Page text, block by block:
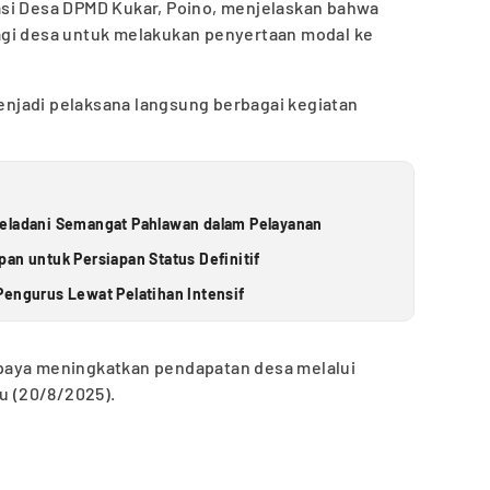
Desa DPMD Kukar, Poino, menjelaskan bahwa
desa untuk melakukan penyertaan modal ke
pelaksana langsung berbagai kegiatan
Semangat Pahlawan dalam Pelayanan
untuk Persiapan Status Definitif
Lewat Pelatihan Intensif
meningkatkan pendapatan desa melalui
(20/8/2025).